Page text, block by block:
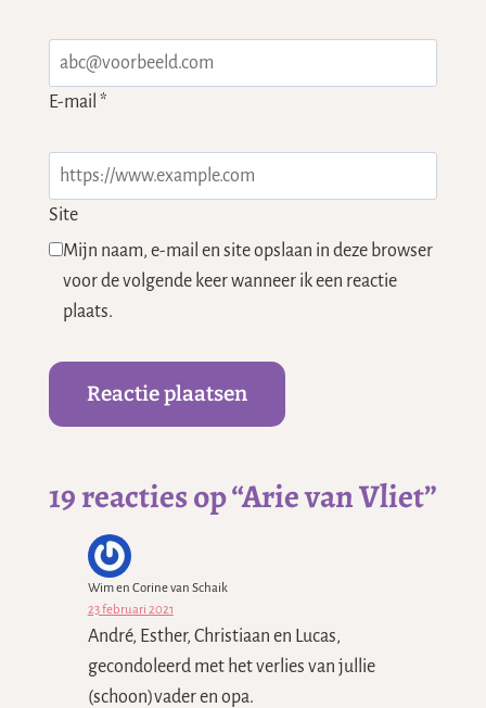
E-mail *
Site
Mijn naam, e-mail en site opslaan in deze browser
voor de volgende keer wanneer ik een reactie
plaats.
19 reacties op “Arie van Vliet”
Wim en Corine van Schaik
23 februari 2021
André, Esther, Christiaan en Lucas,
gecondoleerd met het verlies van jullie
(schoon)vader en opa.